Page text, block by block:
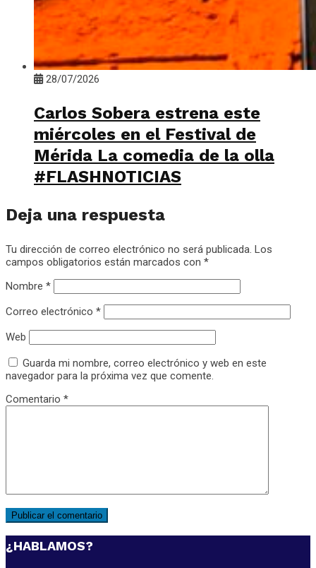
28/07/2026
Carlos Sobera estrena este
miércoles en el Festival de
Mérida La comedia de la olla
#FLASHNOTICIAS
Deja una respuesta
Tu dirección de correo electrónico no será publicada. Los
campos obligatorios están marcados con *
Nombre *
Correo electrónico *
Web
Guarda mi nombre, correo electrónico y web en este
navegador para la próxima vez que comente.
Comentario *
¿HABLAMOS?